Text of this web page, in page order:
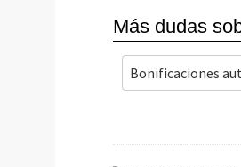
Más dudas
Bonificaciones